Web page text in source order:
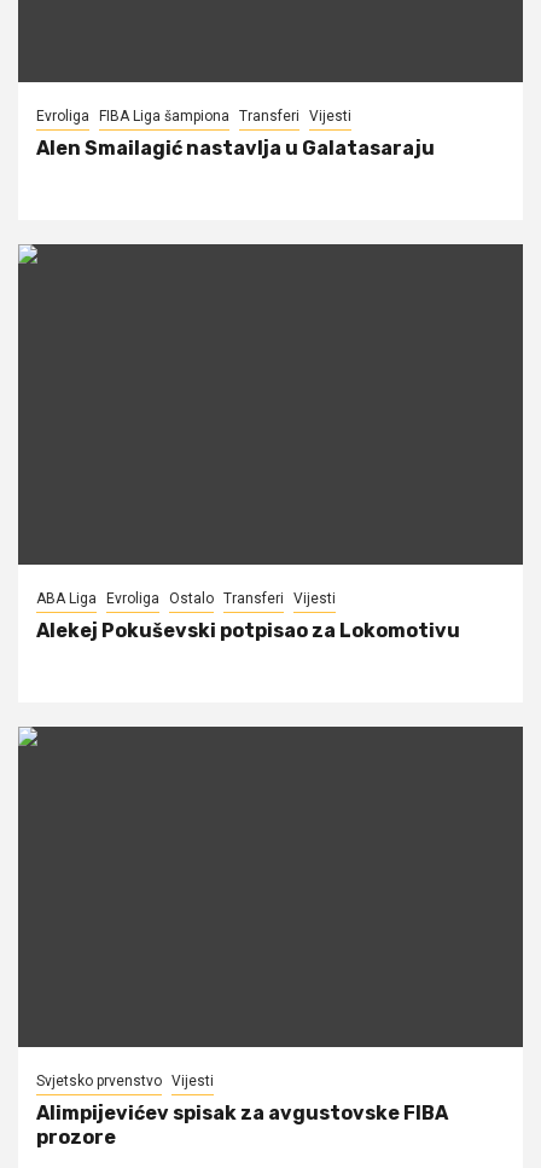
Evroliga FIBA Liga šampiona Transferi Vijesti
Alen Smailagić nastavlja u Galatasaraju
ABA Liga Evroliga Ostalo Transferi Vijesti
Alekej Pokuševski potpisao za Lokomotivu
Svjetsko prvenstvo Vijesti
Alimpijevićev spisak za avgustovske FIBA
prozore